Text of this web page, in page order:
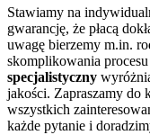
Stawiamy na
gwarancję, że płacą
uwagę bierzemy m.in.
skomplikowania
specjalistyczny
jakości. Zapraszamy do
wszystkich
każde pytanie i